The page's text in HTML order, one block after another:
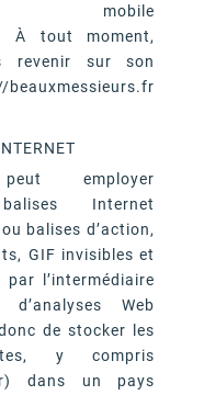
mobile
À tout moment,
revenir sur son
beauxmessieurs.fr
peut employer
Internet
balises d’action,
GIF invisibles et
l’intermédiaire
Web
de stocker les
y compris
dans un pays